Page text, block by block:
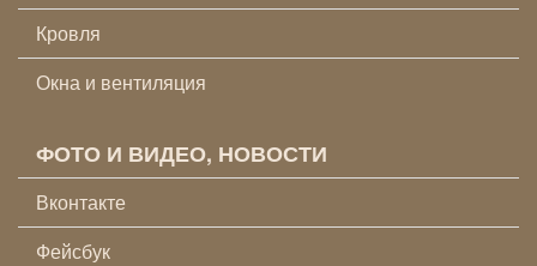
Кровля
Окна и вентиляция
ФОТО И ВИДЕО, НОВОСТИ
Вконтакте
Фейсбук